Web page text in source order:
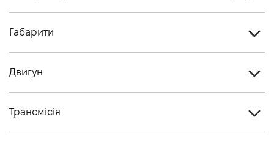
Габарити
Кiлькiсть мiсць, шт
Двигун
Трансмісія